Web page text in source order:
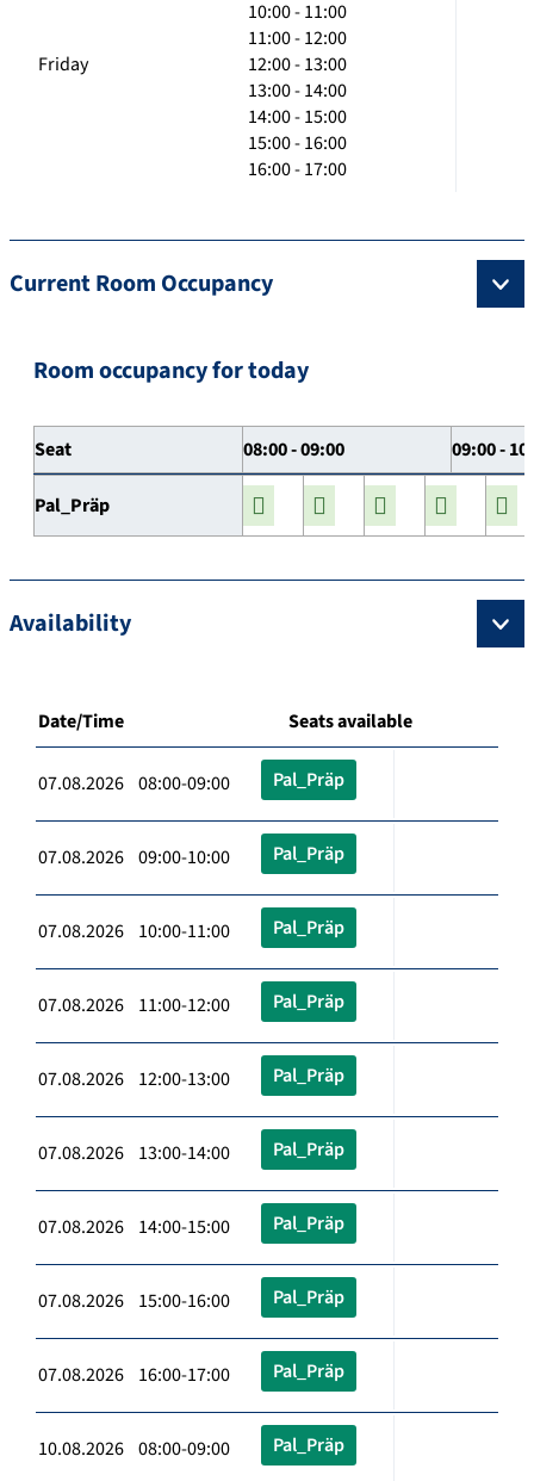
Friday
10:00 - 11:00
11:00 - 12:00
12:00 - 13:00
13:00 - 14:00
14:00 - 15:00
15:00 - 16:00
16:00 - 17:00
Current Room Occupancy
Room occupancy for today
Seat 08:00 - 09:00 09:00 -
Pal_Präp
Availability
Date/Time Seats available
07.08.2026 08:00-09:00 Pal_Präp
07.08.2026 09:00-10:00 Pal_Präp
07.08.2026 10:00-11:00 Pal_Präp
07.08.2026 11:00-12:00 Pal_Präp
07.08.2026 12:00-13:00 Pal_Präp
07.08.2026 13:00-14:00 Pal_Präp
07.08.2026 14:00-15:00 Pal_Präp
07.08.2026 15:00-16:00 Pal_Präp
07.08.2026 16:00-17:00 Pal_Präp
10.08.2026 08:00-09:00 Pal_Präp